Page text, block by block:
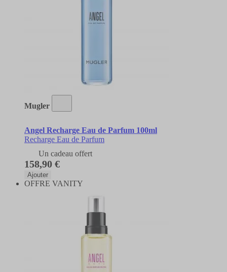
Mugler
Angel Recharge Eau de Parfum 100ml
Recharge Eau de Parfum
Un cadeau offert
158,90 €
Ajouter
OFFRE VANITY